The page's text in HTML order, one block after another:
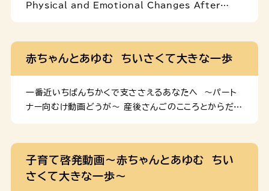
Physical and Emotional Changes After
赤ちゃんとあゆむ ちいさくて大きな一歩
一番近いちばんちかくで支ささえるあなたへ ～パート
ナー向むけ動画どうが～ 産後さんごのこころとからだの
ド
子育て啓発動画～赤ちゃんとあゆむ ちい
さくて大きな一歩～